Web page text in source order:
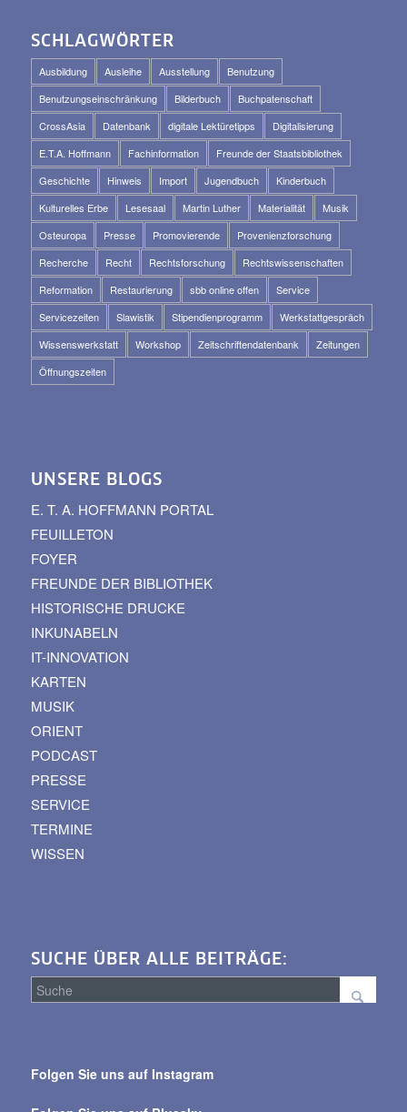
SCHLAGWÖRTER
Ausbildung Ausleihe Ausstellung
Benutzung
Benutzungseinschränkung
Bilderbuch
Buchpatenschaft
CrossAsia
Datenbank digitale Lektüretipps
Digitalisierung
E.T.A. Hoffmann
Fachinformation
Freunde der Staatsbibliothek
Geschichte
Hinweis Import Jugendbuch
Kinderbuch
Kulturelles Erbe
Lesesaal Martin Luther Materialität
Musik
Osteuropa
Presse Promovierende
Provenienzforschung
Recherche
Recht Rechtsforschung
Rechtswissenschaften
Reformation
Restaurierung sbb online offen
Service
Servicezeiten
Slawistik Stipendienprogramm
Werkstattgespräch
Wissenswerkstatt
Workshop Zeitschriftendatenbank
Zeitungen
Öffnungszeiten
UNSERE BLOGS
E. T. A. HOFFMANN PORTAL
FEUILLETON
FOYER
FREUNDE DER BIBLIOTHEK
HISTORISCHE DRUCKE
INKUNABELN
IT-INNOVATION
KARTEN
MUSIK
ORIENT
PODCAST
PRESSE
SERVICE
TERMINE
WISSEN
SUCHE ÜBER ALLE BEITRÄGE:
alle
Folgen Sie uns auf Instagram